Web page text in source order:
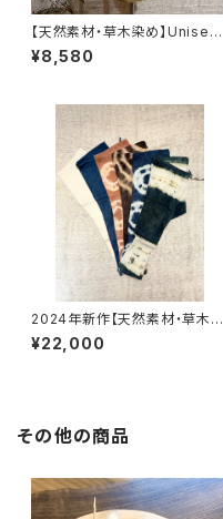
【天然素材・草木染め】Unisex
Tシャツ ヘンプコットン 無地
¥8,580
2024年新作【天然素材・草木染
め】Noragi pants ヘンプコッ
トン
¥22,000
その他の商品